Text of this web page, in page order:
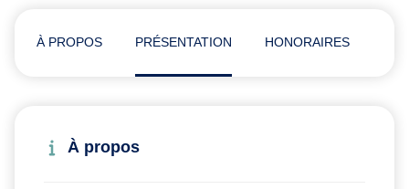
À PROPOS PRÉSENTATION HONORAIRES
À propos